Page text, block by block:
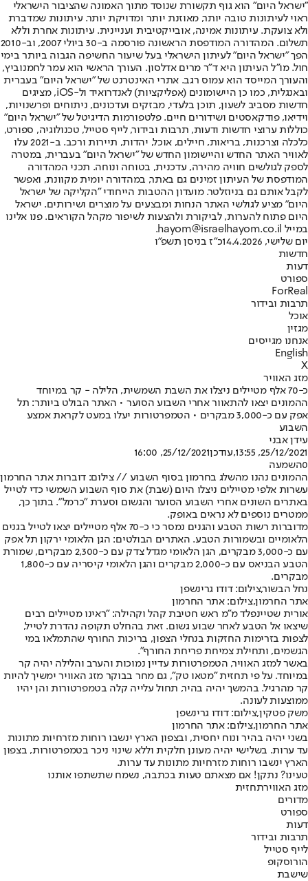
"ישראל היום" הוא גוף תקשורת שנוסד מתוך האמונה שהציבור הישראלי
ראוי לעיתונות טובה יותר, מאוזנת יותר ומדויקת יותר. עיתונות שמדברת
ולא צועקת. עיתונות אמינה, אובייקטיבית ועניינית. עיתונות אחרת וללא
תשלום. המהדורה המודפסת הראשונה פורסמה ב-30 ביולי 2007, וב-2010
הפך "ישראל היום" לעיתון הישראלי בעל שיעור החשיפה הגבוה ביותר בימי
חול. מו"ל העיתון היא ד"ר מרים אדלסון. העורך הראשי הוא עמר לחמנוביץ,
והעורך המייסד הוא עמוס רגב. אתרי האינטרנט של "ישראל היום" בעברית
ובאנגלית, כמו כן היישומונים (אפליקציות) לאנדרואיד ול-iOS, מציגים
חדשות מסביב לשעון, תוכן בלעדי, מבזקים ועדכונים, ניתוחים ופרשנויות,
וידיאו, פודקאסטים ושידורים חיים. פלטפורמות הדיגיטל של "ישראל היום"
כוללות ערוצי חדשות ודעות, תרבות ובידור, לייף סטייל, טכנולוגיה, ספורט,
כלכלה וצרכנות, בריאות, חיילים, אוכל, יהדות, תיירות ורכב. ב-2021 עלו
לאוויר האתר החדש והיישומון החדש של "ישראל היום" בעברית, במטרה
לספק לגולשים חוויה מהירה, עדכנית, בטוחה ונוחה. תכני המהדורה
המודפסת של העיתון זמינים גם באתר, במהדורה יומית מקוונת, ואפשר
לקבל אותם גם בניוזלטר. מועדון ההטבות הייחודי "הקליקה של ישראל
היום" מציע לגולשי האתר הנחות ומבצעים על מוצרים ושירותים. ישראל
היום פתוח להערות, לביקורת ולהצעות לשיפור מקהל הקוראים. פנו אלינו
במייל hayom@israelhayom.co.il.
יום שלישי, 14.4.2026
כ"ז בניסן תשפ"ו
חדשות
דעות
ספורט
ForReal
תרבות ובידור
אוכל
מגזין
אנחנו מגייסים
English
X
מזג האוויר
כ-70 אלף מטיילים ניצלו את השבת השמשית, הלילה - קר במיוחד
ההמונים יצאו להתאוור אחרי השבוע הסוער • האתר הבולט ביותר: תל
אפק עם כ-3,000 מבקרים • הטמפרטורות יעלו במעט לקראת אמצע
השבוע
עידן אבני
25/12/2021, 13:55
,עודכן25/12/2021, 16:00
0השמעה
ההמונים נהנו מהשלג בחרמון בסוף השבוע // צילום: דוברות אתר החרמון
עשרות אלפי מטיילים ניצלו היום (שבת) את סוף השבוע השמשי כדי לטייל
באתרים השונים אחרי השבוע הסוער והגשום וסערת "כרמל". בתוך כך,
ממטרים נוספים לא נראים באופק.
מדוברות רשות הטבע והגנים נמסר כי כ-70 אלף מטיילים יצאו לטייל בגנים
הלאומיים ובשמורות הטבע. האתרים הבולטים: הגן הלאומי ירקון תל אפק
עם כ-3,000 מבקרים, הגן הלאומי מגדל צדק עם כ-2,300 מבקרים, שמורת
הטבע הבניאס עם כ-2,000 מבקרים והגן הלאומי קיסריה עם כ-1,800
מבקרים.
נחל הבשור,צילום: דודו גרינשפן
אתר החרמון,צילום: אתר החרמון
אורית שטיינפלד מ"מ ראש חטיבת קהל וקהילה: "ראינו מטיילים רבים
שיצאו אל הטבע לאחר שבוע גשום. זאת בהחלט תקופה נהדרת לטייל,
לצפות בזרימות החזקות בנחלי הצפון, בריכות החורף שהתמלאו במי
הגשמים, ותחילת צמיחת פריחת החורף".
באשר למזג האוויר, הטמפרטורות עדיין נמוכות והערב והלילה יהיה קר
במיוחד. על פי תחזית "מטאו טק", גם מחר בבוקר מזג האוויר ימשיך להיות
קר מהרגיל. בהמשך יהיה בהיר, תחול עלייה קלה בטמפרטורות והן יהיו
ממוצעות לעונה.
משק פטקין,צילום: דודו גרינשפן
אתר החרמון,צילום: אתר החרמון
בשני יהיה בהיר ונוח יחסית, ובצפון הארץ ינשבו רוחות מזרחיות מתונות
עד ערות. בשלישי יהיה מעונן חלקית וללא שינוי ניכר בטמפרטורות, בצפון
הארץ ינשבו רוחות מזרחיות מתונות עד ערות.
טעינו? נתקן! אם מצאתם טעות בכתבה, נשמח שתשתפו אותנו
מזג האווירתחזית
מדורים
ספורט
דעות
תרבות ובידור
לייף סטייל
הורוסקופ
שישבת